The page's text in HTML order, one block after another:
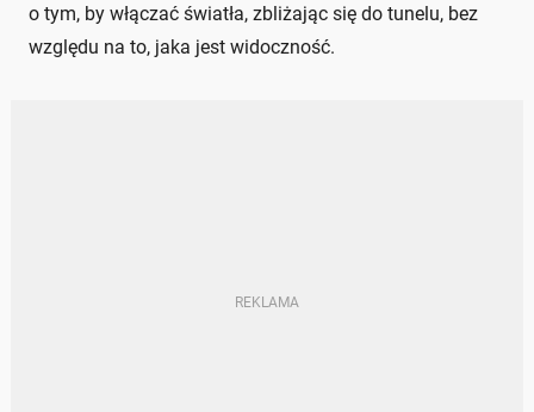
o tym, by włączać światła, zbliżając się do tunelu, bez
względu na to, jaka jest widoczność.